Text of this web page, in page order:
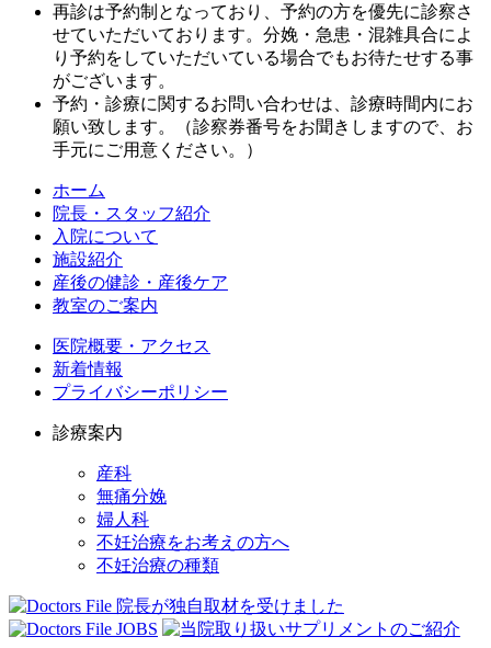
再診は予約制となっており、予約の方を優先に診察さ
せていただいております。分娩・急患・混雑具合によ
り予約をしていただいている場合でもお待たせする事
がございます。
予約・診療に関するお問い合わせは、診療時間内にお
願い致します。（診察券番号をお聞きしますので、お
手元にご用意ください。）
ホーム
院長・スタッフ紹介
入院について
施設紹介
産後の健診・産後ケア
教室のご案内
医院概要・アクセス
新着情報
プライバシーポリシー
診療案内
産科
無痛分娩
婦人科
不妊治療をお考えの方へ
不妊治療の種類